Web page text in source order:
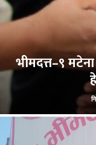
भीमदत्त–९